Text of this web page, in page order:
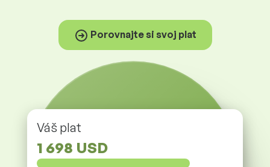
Porovnajte si svoj plat
Váš plat
1 698 USD